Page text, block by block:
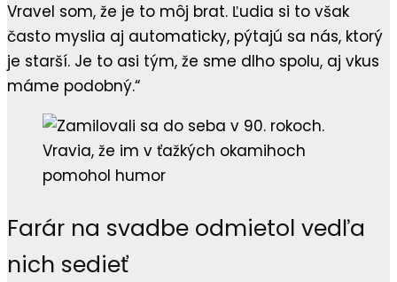
Vravel som, že je to môj brat. Ľudia si to však
často myslia aj automaticky, pýtajú sa nás, ktorý
je starší. Je to asi tým, že sme dlho spolu, aj vkus
máme podobný.“
Farár na svadbe odmietol vedľa
nich sedieť